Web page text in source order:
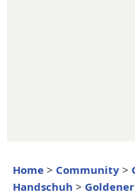
Home > Community >
Handschuh >